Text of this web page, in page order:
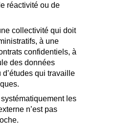
réactivité ou de
collectivité qui doit
à une
confidentiels, à
des données
qui travaille
les
n’est pas